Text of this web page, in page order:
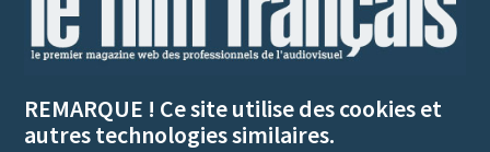
REMARQUE ! Ce site utilise des cookies et
autres technologies similaires.